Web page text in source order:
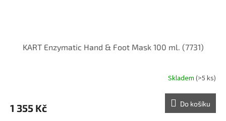
KART Enzymatic Hand & Foot Mask 100 ml. (7731)
Skladem (>5 ks)
1 355 Kč Do košíku